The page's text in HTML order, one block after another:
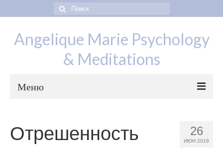
Искать:
Angelique Marie Psychology
& Meditations
Меню
Отзывы 26
ИЮН 2019
Отрешенность